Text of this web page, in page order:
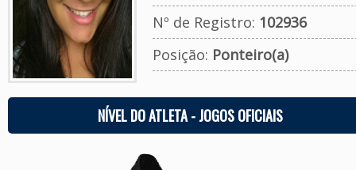
Nº de Registro: 102936
Posição: Ponteiro(a)
NÍVEL DO ATLETA - JOGOS OFICIAIS